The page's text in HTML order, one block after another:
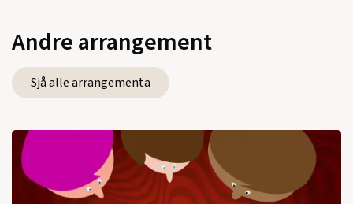
Andre arrangement
Sjå alle arrangementa